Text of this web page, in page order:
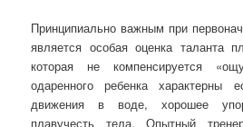
Принципиально важным при
является особая оценка таланта
которая не компенсируется
одаренного ребенка характерны
движения в воде, хорошее
плавучесть тела. Опытный